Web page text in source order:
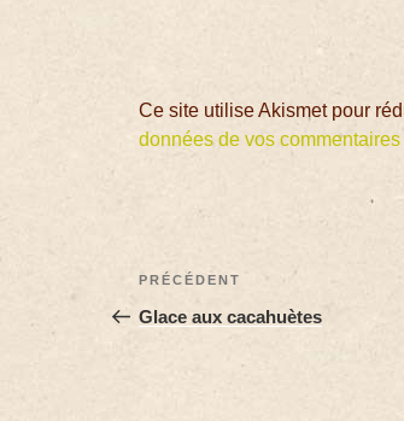
Ce site utilise Akismet pour
données de vos
PRÉCÉDENT
Glace aux cacahuètes